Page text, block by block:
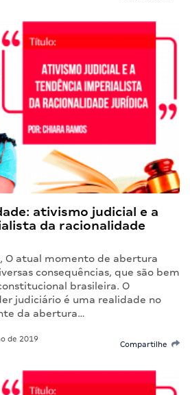
ativismo judicial e a
da racionalidade
O atual momento de abertura
consequências, que são bem
brasileira. O
judiciário é uma realidade no
da abertura…
de 2019
Compartilhe